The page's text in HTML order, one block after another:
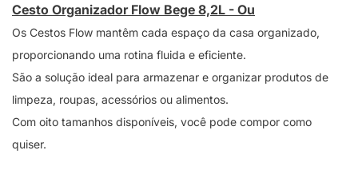
Cesto Organizador Flow Bege 8,2L - Ou
Os Cestos Flow mantêm cada espaço da casa organizado,
proporcionando uma rotina fluida e eficiente.
São a solução ideal para armazenar e organizar produtos de
limpeza, roupas, acessórios ou alimentos.
Com oito tamanhos disponíveis, você pode compor como
quiser.